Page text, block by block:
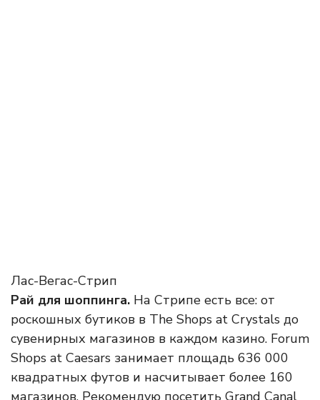
Лас-Вегас-Стрип
Рай для шоппинга. На Стрипе есть все: от
роскошных бутиков в The Shops at Crystals до
сувенирных магазинов в каждом казино. Forum
Shops at Caesars занимает площадь 636 000
квадратных футов и насчитывает более 160
магазинов. Рекомендую посетить Grand Canal